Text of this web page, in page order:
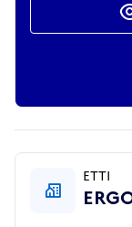
ETTI